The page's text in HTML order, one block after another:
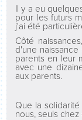
Il y a eu
pour les futurs
j'ai été
Côté
d'une
parents en leur
avec une
aux parents.
Que la
nous, seuls